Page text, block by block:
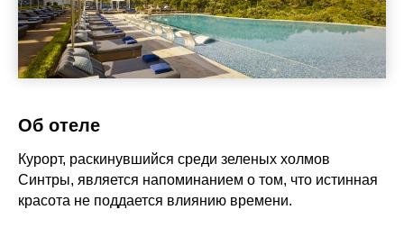
Об отеле
Курорт, раскинувшийся среди зеленых холмов
Синтры, является напоминанием о том, что истинная
красота не поддается влиянию времени.